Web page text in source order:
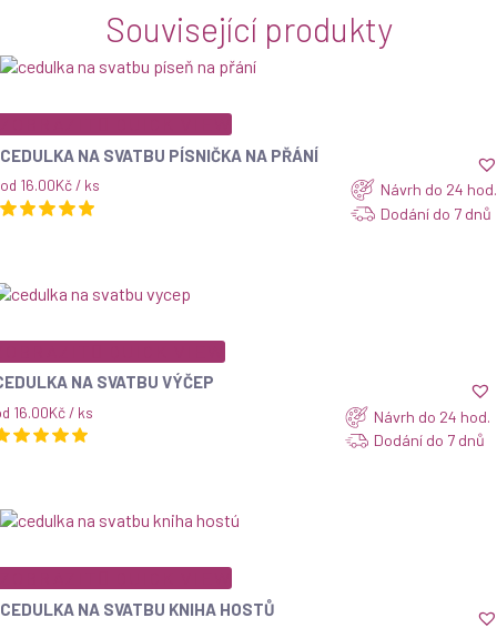
Související produkty
CEDULKA NA SVATBU PÍSNIČKA NA PŘÁNÍ
od 16.00Kč / ks
Návrh do 24 hod.
Dodání do 7 dnů
NA SVATBU VÝČEP
16.00Kč / ks
Návrh do 24 hod.
Dodání do 7 dnů
CEDULKA NA SVATBU KNIHA HOSTŮ